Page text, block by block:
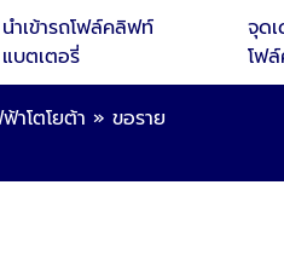
นำเข้ารถโฟล์คลิฟท์
แบตเตอรี่
จุด
โฟ
าโตโยต้า » ขอราย